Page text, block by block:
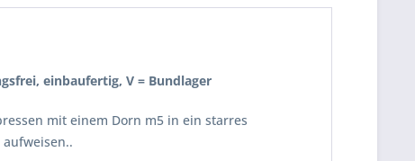
einbaufertig, V = Bundlager
mit einem Dorn m5 in ein starres